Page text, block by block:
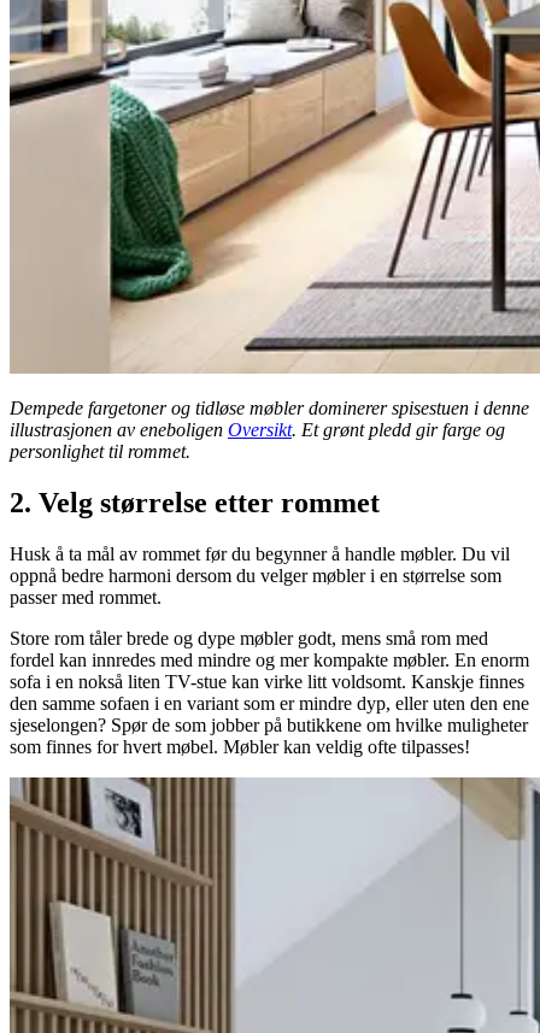
Dempede fargetoner og tidløse møbler dominerer spisestuen i denne
illustrasjonen av eneboligen Oversikt. Et grønt pledd gir farge og
personlighet til rommet.
2. Velg størrelse etter rommet
Husk å ta mål av rommet før du begynner å handle møbler. Du vil
oppnå bedre harmoni dersom du velger møbler i en størrelse som
passer med rommet.
Store rom tåler brede og dype møbler godt, mens små rom med
fordel kan innredes med mindre og mer kompakte møbler. En enorm
sofa i en nokså liten TV-stue kan virke litt voldsomt. Kanskje finnes
den samme sofaen i en variant som er mindre dyp, eller uten den ene
sjeselongen? Spør de som jobber på butikkene om hvilke muligheter
som finnes for hvert møbel. Møbler kan veldig ofte tilpasses!